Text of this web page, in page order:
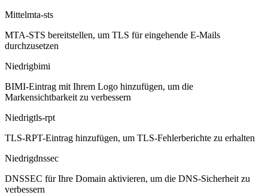
Mittelmta-sts
MTA-STS bereitstellen, um TLS für eingehende E-Mails
durchzusetzen
Niedrigbimi
BIMI-Eintrag mit Ihrem Logo hinzufügen, um die
Markensichtbarkeit zu verbessern
Niedrigtls-rpt
TLS-RPT-Eintrag hinzufügen, um TLS-Fehlerberichte zu erhalten
Niedrigdnssec
DNSSEC für Ihre Domain aktivieren, um die DNS-Sicherheit zu
verbessern